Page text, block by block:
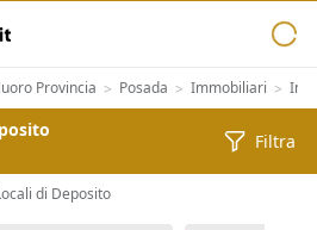
Provincia > Posada > Immobiliari >
Filtra
di Deposito